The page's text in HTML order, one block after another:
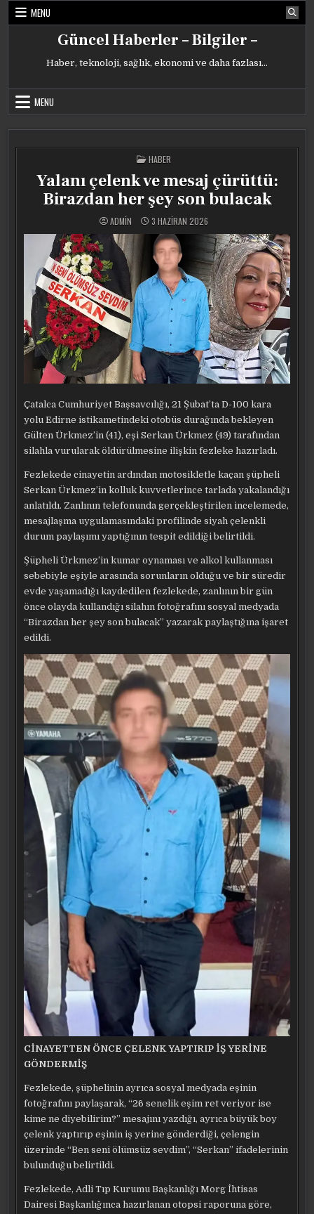
Skip
MENU
Güncel Haberler – Bilgiler –
Haber, teknoloji, sağlık, ekonomi ve daha fazlası…
MENU
POSTED
IN
HABER
Yalanı çelenk ve mesaj çürüttü:
Birazdan her şey son bulacak
ADMIN 3 HAZIRAN 2026
Çatalca Cumhuriyet Başsavcılığı, 21 Şubat’ta D-100 kara
yolu Edirne istikametindeki otobüs durağında bekleyen
Gülten Ürkmez’in (41), eşi Serkan Ürkmez (49) tarafından
silahla vurularak öldürülmesine ilişkin fezleke hazırladı.
Fezlekede cinayetin ardından motosikletle kaçan şüpheli
Serkan Ürkmez’in kolluk kuvvetlerince tarlada yakalandığı
anlatıldı. Zanlının telefonunda gerçekleştirilen incelemede,
mesajlaşma uygulamasındaki profilinde siyah çelenkli
durum paylaşımı yaptığının tespit edildiği belirtildi.
Şüpheli Ürkmez’in kumar oynaması ve alkol kullanması
sebebiyle eşiyle arasında sorunların olduğu ve bir süredir
evde yaşamadığı kaydedilen fezlekede, zanlının bir gün
önce olayda kullandığı silahın fotoğrafını sosyal medyada
“Birazdan her şey son bulacak” yazarak paylaştığına işaret
edildi.
CİNAYETTEN ÖNCE ÇELENK YAPTIRIP İŞ YERİNE
GÖNDERMİŞ
Fezlekede, şüphelinin ayrıca sosyal medyada eşinin
fotoğrafını paylaşarak, “26 senelik eşim ret veriyor ise
kime ne diyebilirim?” mesajını yazdığı, ayrıca büyük boy
çelenk yaptırıp eşinin iş yerine gönderdiği, çelengin
üzerinde “Ben seni ölümsüz sevdim”, “Serkan” ifadelerinin
bulunduğu belirtildi.
Fezlekede, Adli Tıp Kurumu Başkanlığı Morg İhtisas
Dairesi Başkanlığınca hazırlanan otopsi raporuna göre,